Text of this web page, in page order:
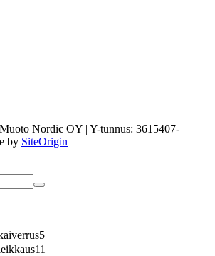
Nordic OY | Y-tunnus: 3615407-
by SiteOrigin
5
11